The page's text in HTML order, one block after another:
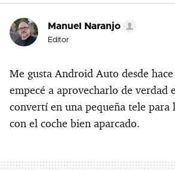
Manuel Naranjo
Editor
Me gusta Android Auto desde
empecé a aprovecharlo de verdad
convertí en una pequeña tele para
con el coche bien aparcado.